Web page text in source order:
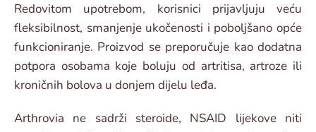
Redovitom upotrebom, korisnici prijavljuju veću
fleksibilnost, smanjenje ukočenosti i poboljšano opće
funkcioniranje. Proizvod se preporučuje kao dodatna
potpora osobama koje boluju od artritisa, artroze ili
kroničnih bolova u donjem dijelu leđa.
Arthrovia ne sadrži steroide, NSAID lijekove niti